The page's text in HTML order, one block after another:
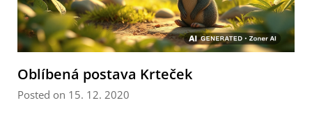
Oblíbená postava Krteček
Posted on 15. 12. 2020